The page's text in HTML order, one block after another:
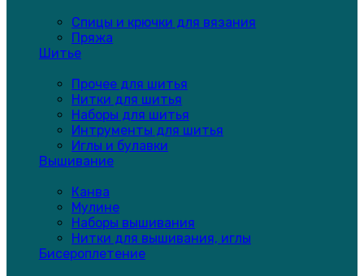
Спицы и крючки для вязания
Пряжа
Шитье
Прочее для шитья
Нитки для шитья
Наборы для шитья
Интрументы для шитья
Иглы и булавки
Вышивание
Канва
Мулине
Наборы вышивания
Нитки для вышивания, иглы
Бисероплетение